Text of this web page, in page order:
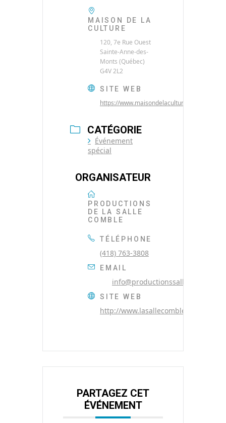
MAISON DE LA
CULTURE
120, 7e Rue Ouest
Sainte-Anne-des-
Monts (Québec)
G4V 2L2
SITE WEB
https://www.maisondelaculture.net/
CATÉGORIE
Événement
spécial
ORGANISATEUR
PRODUCTIONS
DE LA SALLE
COMBLE
TÉLÉPHONE
(418) 763-3808
EMAIL
SITE WEB
http://www.lasallecomble.com
PARTAGEZ CET
ÉVÉNEMENT